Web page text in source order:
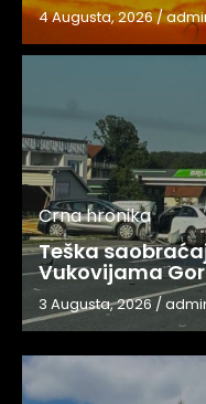
4 Augusta, 2026/
Crna hronika
Teška
Vukovijama
3 Augusta, 2026/